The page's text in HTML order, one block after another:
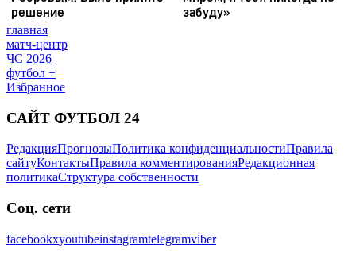
главная
матч-центр
ЧС 2026
футбол +
Избранное
САЙТ ФУТБОЛ 24
РедакцияПрогнозыПолитика конфиденциальностиПравила
сайтуКонтактыПравила комментированияРедакционная
политикаСтруктура собственности
Соц. сети
facebookxyoutubeinstagramtelegramviber